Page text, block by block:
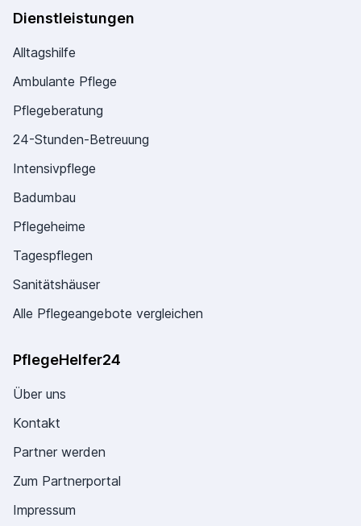
Dienstleistungen
Alltagshilfe
Ambulante Pflege
Pflegeberatung
24-Stunden-Betreuung
Intensivpflege
Badumbau
Pflegeheime
Tagespflegen
Sanitätshäuser
Alle Pflegeangebote vergleichen
PflegeHelfer24
Über uns
Kontakt
Partner werden
Zum Partnerportal
Impressum